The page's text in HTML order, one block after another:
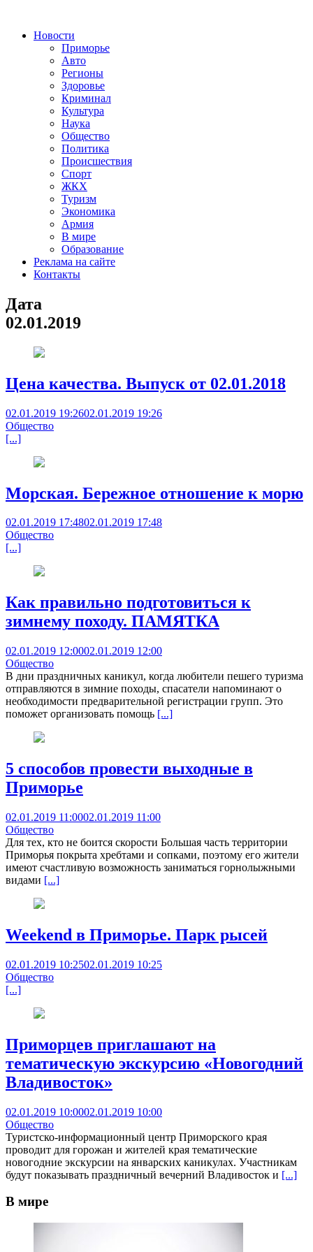
Новости
Приморье
Авто
Регионы
Здоровье
Криминал
Культура
Наука
Общество
Политика
Происшествия
Спорт
ЖКХ
Туризм
Экономика
Армия
В мире
Образование
Реклама на сайте
Контакты
Дата
02.01.2019
Цена качества. Выпуск от 02.01.2018
02.01.2019 19:2602.01.2019 19:26
Общество
[...]
Морская. Бережное отношение к морю
02.01.2019 17:4802.01.2019 17:48
Общество
[...]
Как правильно подготовиться к
зимнему походу. ПАМЯТКА
02.01.2019 12:0002.01.2019 12:00
Общество
В дни праздничных каникул, когда любители пешего туризма
отправляются в зимние походы, спасатели напоминают о
необходимости предварительной регистрации групп. Это
поможет организовать помощь [...]
5 способов провести выходные в
Приморье
02.01.2019 11:0002.01.2019 11:00
Общество
Для тех, кто не боится скорости Большая часть территории
Приморья покрыта хребтами и сопками, поэтому его жители
имеют счастливую возможность заниматься горнолыжными
видами [...]
Weekend в Приморье. Парк рысей
02.01.2019 10:2502.01.2019 10:25
Общество
[...]
Приморцев приглашают на
тематическую экскурсию «Новогодний
Владивосток»
02.01.2019 10:0002.01.2019 10:00
Общество
Туристско-информационный центр Приморского края
проводит для горожан и жителей края тематические
новогодние экскурсии на январских каникулах. Участникам
будут показывать праздничный вечерний Владивосток и [...]
В мире